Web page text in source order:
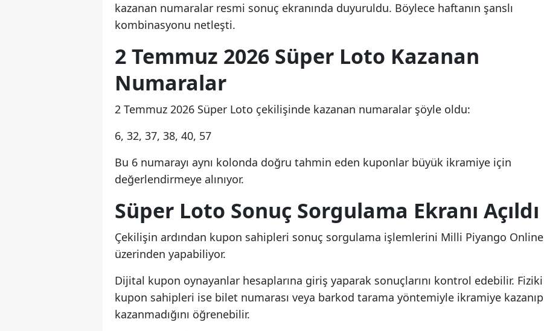
kazanan numaralar resmi sonuç ekranında duyuruldu. Böylece haftanın şanslı
kombinasyonu netleşti.
2 Temmuz 2026 Süper Loto Kazanan
Numaralar
2 Temmuz 2026 Süper Loto çekilişinde kazanan numaralar şöyle oldu:
6, 32, 37, 38, 40, 57
Bu 6 numarayı aynı kolonda doğru tahmin eden kuponlar büyük ikramiye için
değerlendirmeye alınıyor.
Süper Loto Sonuç Sorgulama Ekranı Açıldı
Çekilişin ardından kupon sahipleri sonuç sorgulama işlemlerini Milli Piyango Online
üzerinden yapabiliyor.
Dijital kupon oynayanlar hesaplarına giriş yaparak sonuçlarını kontrol edebilir. Fiziki
kupon sahipleri ise bilet numarası veya barkod tarama yöntemiyle ikramiye kazanıp
kazanmadığını öğrenebilir.